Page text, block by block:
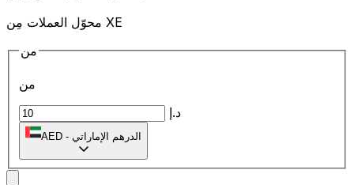
محوّل العملات مِن XE
من
من
د.إ
AED - الدرهم الإماراتي